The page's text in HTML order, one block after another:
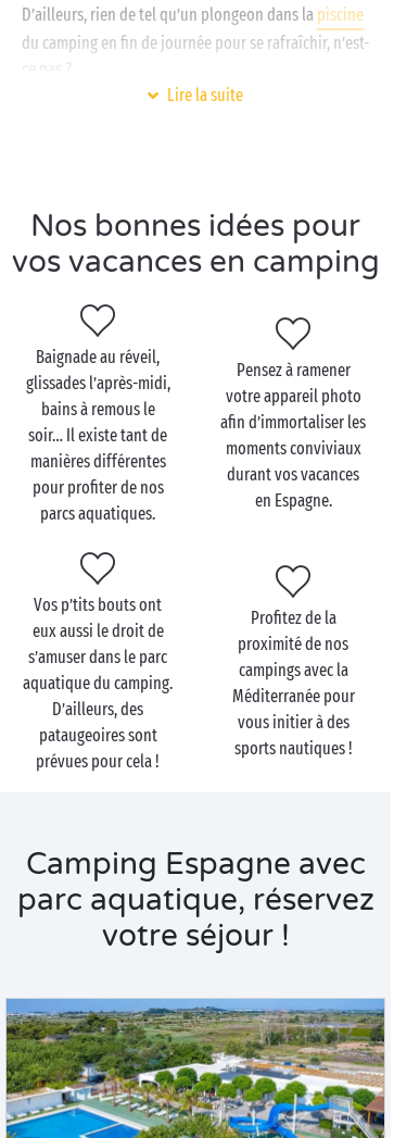
D’ailleurs, rien de tel qu’un plongeon dans la piscine
du camping en fin de journée pour se rafraîchir, n’est-
ce pas ?
piscines chauffées. En camping4 étoilesen Espagne
avec parc aquatique, les enfants pourront s’amuser
sous la surveillance de nos maîtres-nageurs, et les
parents se dorer la pilule au soleil, en toute sérénité.
Le petit plus ? Nos campings haut de gamme
espagnols se situent à deux pas de la plage ! Alors
que ce soit pour pratiquer des activités nautiques en
mer ou faire trempette dans nos espaces aquatiques,
la fraîcheur sera au rendez-vous.
Lire la suite
Nos bonnes idées pour
vos vacances en camping
Baignade au réveil,
glissades l’après-midi,
bains à remous le
soir… Il existe tant de
manières différentes
pour profiter de nos
parcs aquatiques.
Pensez à ramener
votre appareil photo
afin d’immortaliser les
moments conviviaux
durant vos vacances
en Espagne.
Vos p’tits bouts ont
eux aussi le droit de
s’amuser dans le parc
aquatique du camping.
D’ailleurs, des
pataugeoires sont
prévues pour cela !
Profitez de la
proximité de nos
campings avec la
Méditerranée pour
vous initier à des
sports nautiques !
Camping Espagne avec
parc aquatique, réservez
votre séjour !